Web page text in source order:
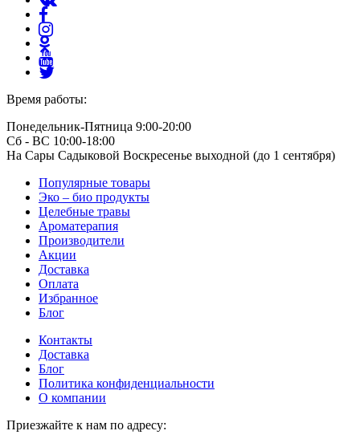
Время работы:
Понедельник-Пятница 9:00-20:00
Сб - ВС 10:00-18:00
На Сары Садыковой Воскресенье выходной (до 1 сентября)
Популярные товары
Эко – био продукты
Целебные травы
Ароматерапия
Производители
Акции
Доставка
Оплата
Избранное
Блог
Контакты
Доставка
Блог
Политика конфиденциальности
О компании
Приезжайте к нам по адресу: